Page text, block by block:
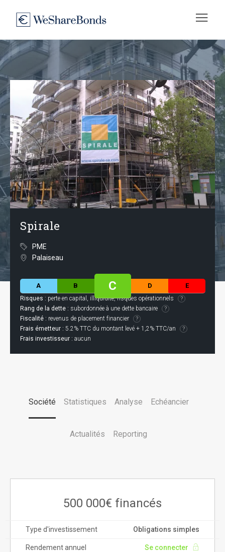
Spirale
PME
Palaiseau
A B C D E
Risques : perte en capital, illiquidité, risques opérationnels
Rang de la dette : subordonnée à une dette bancaire
Fiscalité : revenus de placement financier
Frais émetteur : 5.2% TTC du montant levé + 1,2% TTC/an
Frais investisseur : aucun
Société Statistiques Analyse Echéancier
Actualités Reporting
500 000€ financés
Type d'investissement Obligations simples
Rendement annuel Se connecter